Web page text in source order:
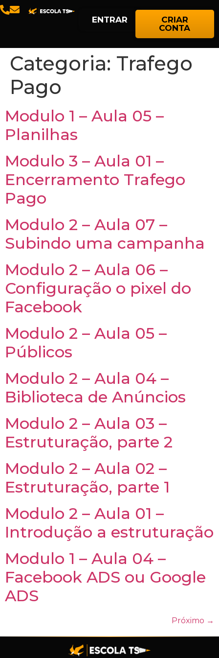
ENTRAR
CRIAR
CONTA
Categoria: Trafego
Pago
Modulo 1 – Aula 05 –
Planilhas
Modulo 3 – Aula 01 –
Encerramento Trafego
Pago
Modulo 2 – Aula 07 –
Subindo uma campanha
Modulo 2 – Aula 06 –
Configuração o pixel do
Facebook
Modulo 2 – Aula 05 –
Públicos
Modulo 2 – Aula 04 –
Biblioteca de Anúncios
Modulo 2 – Aula 03 –
Estruturação, parte 2
Modulo 2 – Aula 02 –
Estruturação, parte 1
Modulo 2 – Aula 01 –
Introdução a estruturação
Modulo 1 – Aula 04 –
Facebook ADS ou Google
ADS
Próximo →